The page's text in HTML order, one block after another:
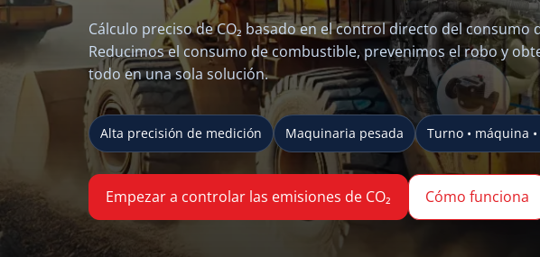
Cálculo preciso de CO₂ basado en el control directo del
Reducimos el consumo de combustible, prevenimos el robo y
todo en una sola solución.
Alta precisión de medición Maquinaria pesada Turno • máquina
Empezar a controlar las emisiones de CO₂ Cómo funciona